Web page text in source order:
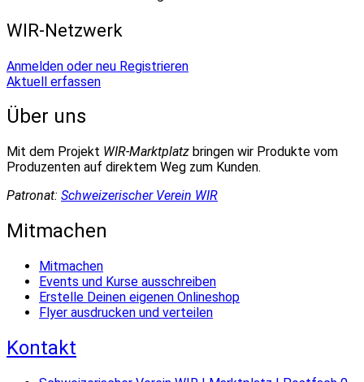
WIR-Netzwerk
Anmelden oder neu Registrieren
Aktuell erfassen
Über uns
Mit dem Projekt WIR-Marktplatz bringen wir Produkte vom
Produzenten auf direktem Weg zum Kunden.
Patronat: Schweizerischer Verein WIR
Mitmachen
Mitmachen
Events und Kurse ausschreiben
Erstelle Deinen eigenen Onlineshop
Flyer ausdrucken und verteilen
Kontakt